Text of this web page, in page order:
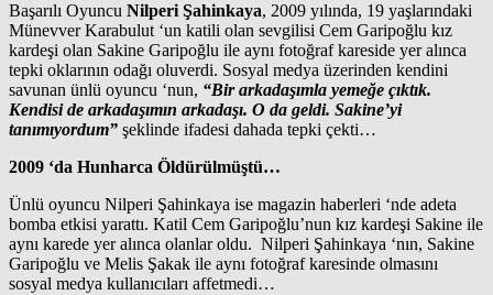
Başarılı Oyuncu Nilperi Şahinkaya, 2009 yılında, 19 yaşlarındaki
Münevver Karabulut ‘un katili olan sevgilisi Cem Garipoğlu kız
kardeşi olan Sakine Garipoğlu ile aynı fotoğraf kareside yer alınca
tepki oklarının odağı oluverdi. Sosyal medya üzerinden kendini
savunan ünlü oyuncu ‘nun, “Bir arkadaşımla yemeğe çıktık.
Kendisi de arkadaşımın arkadaşı. O da geldi. Sakine’yi
tanımıyordum” şeklinde ifadesi dahada tepki çekti…
2009 ‘da Hunharca Öldürülmüştü…
Ünlü oyuncu Nilperi Şahinkaya ise magazin haberleri ‘nde adeta
bomba etkisi yarattı. Katil Cem Garipoğlu’nun kız kardeşi Sakine ile
aynı karede yer alınca olanlar oldu. Nilperi Şahinkaya ‘nın, Sakine
Garipoğlu ve Melis Şakak ile aynı fotoğraf karesinde olmasını
sosyal medya kullanıcıları affetmedi…